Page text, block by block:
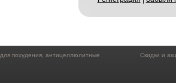
Скидки и
похудения, антицеллюлитные